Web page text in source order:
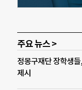
주요 뉴스 >
정몽구재단 장학생들
제시